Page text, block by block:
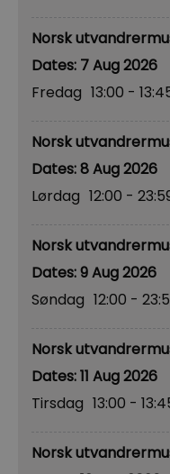
Norsk
7 Aug 2026
Fredag 13:00 -
Norsk
8 Aug 2026
Lørdag 12:00 -
Norsk
9 Aug 2026
Søndag 12:00 -
Norsk
11 Aug 2026
Tirsdag 13:00 -
Norsk